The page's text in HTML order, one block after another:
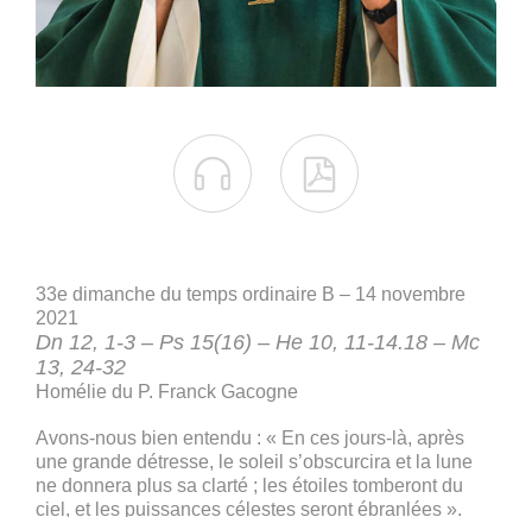
 
33e dimanche du temps ordinaire B – 14 novembre
2021
Dn 12, 1-3 – Ps 15(16) – He 10, 11-14.18 – Mc
13, 24-32
Homélie du P. Franck Gacogne
Avons-nous bien entendu : « En ces jours-là, après
une grande détresse, le soleil s’obscurcira et la lune
ne donnera plus sa clarté ; les étoiles tomberont du
ciel, et les puissances célestes seront ébranlées ».